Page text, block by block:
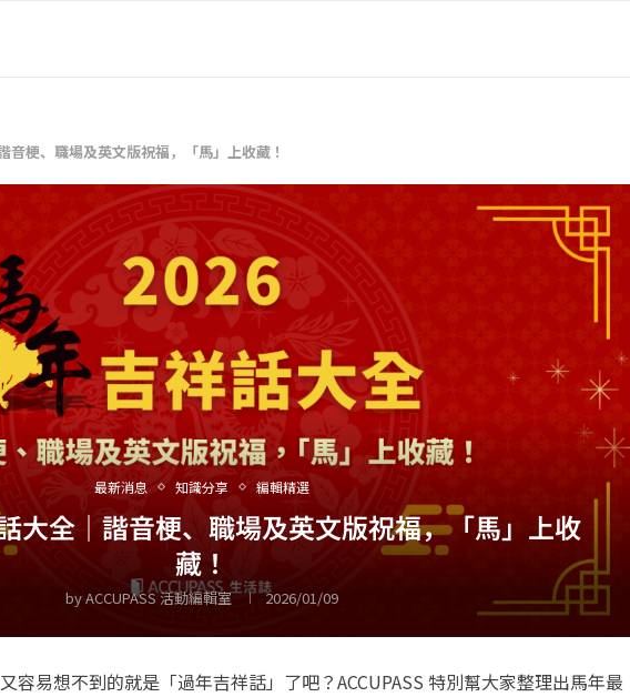
音梗、職場及英文版祝福，「馬」上收藏！
最新消息 知識分享 編輯精選
大全｜諧音梗、職場及英文版祝福，「馬」上收
藏！
byACCUPASS 活動編輯室 2026/01/09
容易想不到的就是「過年吉祥話」了吧？ACCUPASS 特別幫大家整理出馬年最